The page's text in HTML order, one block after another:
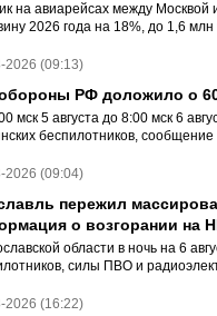
на авиарейсах между Москвой
2026 года на 18%, до 1,6 млн
2026 (09:13)
РФ доложило о
мск 5 августа до 8:00 мск 6
беспилотников,
2026 (09:04)
пережил
о возгорании на
области в ночь на 6
силы ПВО и
2026 (16:22)